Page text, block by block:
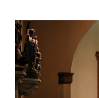
View
Larger
Image